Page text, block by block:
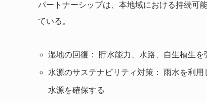
パートナーシップは、本地域における持続可
ている。
湿地の回復： 貯水能力、水路、自生植生
水源のサステナビリティ対策： 雨水を利
水源を確保する